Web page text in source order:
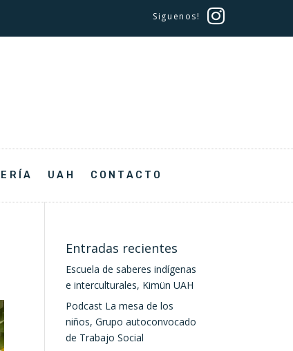
Siguenos!
UAH CONTACTO
Entradas recientes
Escuela de saberes indígenas
e interculturales, Kimün UAH
Podcast La mesa de los
niños, Grupo autoconvocado
de Trabajo Social